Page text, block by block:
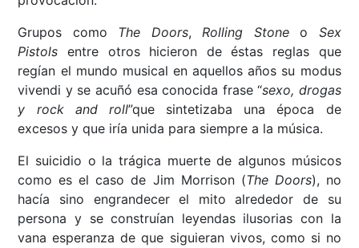
Grupos como The Doors,Rolling Stoneo Sex
Pistols entre otros hicieron de éstas reglas que
regían el mundo musical en aquellos años su modus
vivendi y se acuñó esa conocida frase “sexo, drogas
y rock and roll”que sintetizaba una época de
excesos y que iría unida para siempre a la música.
El suicidio o la trágica muerte de algunos músicos
como es el caso de Jim Morrison (The Doors), no
hacía sino engrandecer el mito alrededor de su
persona y se construían leyendas ilusorias con la
vana esperanza de que siguieran vivos, como si no